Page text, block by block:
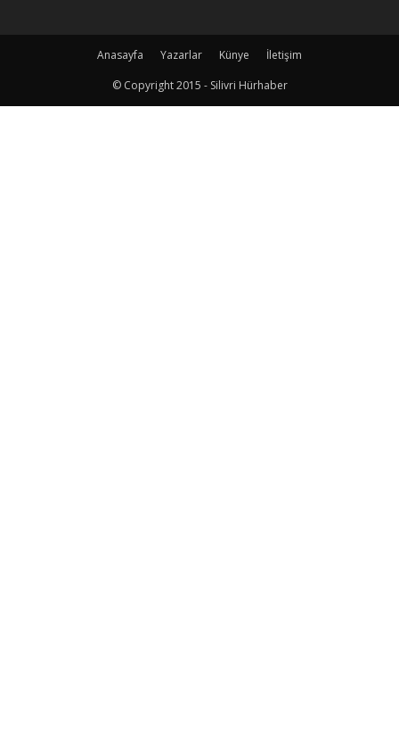
Anasayfa Yazarlar Künye
İletişim
© Copyright 2015 - Silivri Hürhaber